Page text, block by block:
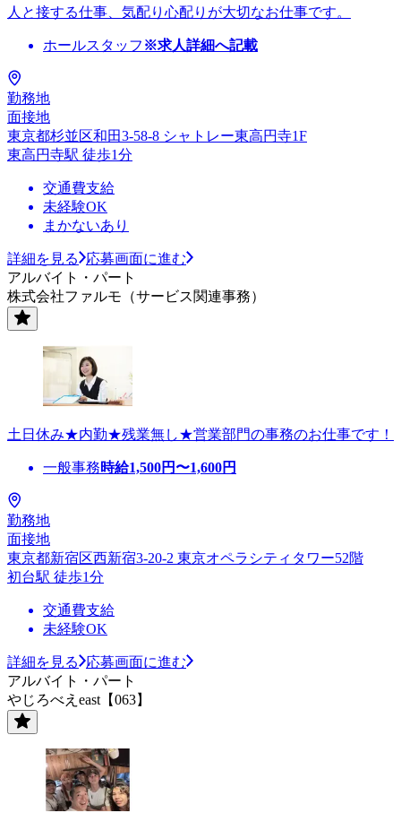
人と接する仕事、気配り心配りが大切なお仕事です。
ホールスタッフ ※求人詳細へ記載
勤務地
面接地
東京都杉並区和田3-58-8 シャトレー東高円寺1F
東高円寺駅 徒歩1分
交通費支給
未経験OK
まかないあり
詳細を見る
応募画面に進む
アルバイト・パート
株式会社ファルモ（サービス関連事務）
土日休み★内勤★残業無し★営業部門の事務のお仕事です！
一般事務時給1,500円〜1,600円
勤務地
面接地
東京都新宿区西新宿3-20-2 東京オペラシティタワー52階
初台駅 徒歩1分
交通費支給
未経験OK
詳細を見る
応募画面に進む
アルバイト・パート
やじろべえeast【063】